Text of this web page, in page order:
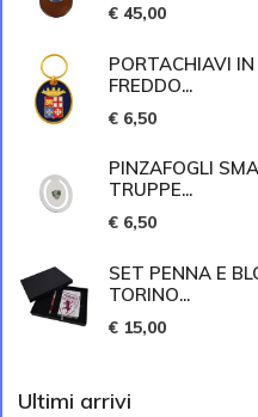
€ 45,00
PORTACHIAVI
FREDDO...
€ 6,50
PINZAFOGLI
TRUPPE...
€ 6,50
SET PENNA E
TORINO...
€ 15,00
Ultimi arrivi